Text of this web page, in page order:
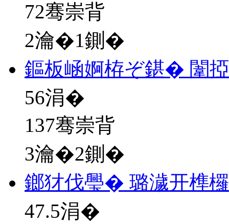
72骞崇背
2瀹�1鍘�
鏂板崡婀栫ぞ鍖� 闈
56涓�
137骞崇背
3瀹�2鍘�
鎯犲伐璺� 璐濊开榫
47.5涓�